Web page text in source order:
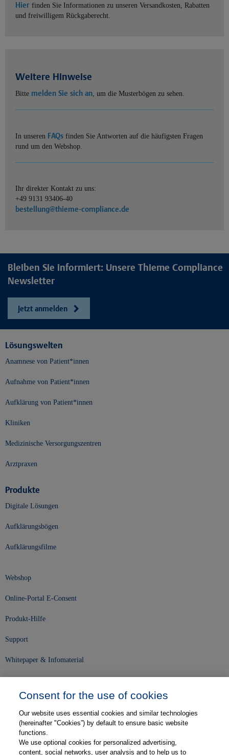
Hier finden Sie Informationen zu unseren Versandkosten, Rabatten
und freiwilligem Rückgaberecht.
Weitere Hinweise
Bitte melden Sie sich an, um die Musterbögen zu sehen.
In unseren FAQs finden Sie Antworten auf die häufigsten Fragen
rund um den Webshop.
Ihr direkter Kontakt zu uns:
+49 9131 93406-40
bestellung@thieme-compliance.de
Bleiben Sie informiert: Unsere Thieme Compliance
Newsletter
Jetzt anmelden
Lösungswelten
Anamnese von Patient*innen
Aufnahme von Patient*innen
Aufklärung von Patient*innen
Kliniken
Medizinische Versorgungszentren
Arztpraxen
Produkte
Digitale Lösungen
Aufklärungsbögen
Aufklärungsfilme
Webshop
Online-Portal E-Consent
Produkt-Hilfe
Support
Whitepaper & Infomaterial
Karriere
Kontakt
Consent for the use of cookies
Our website uses essential cookies and similar technologies
(hereinafter "Cookies”) by default to ensure basic website
functions.
We use optional cookies for personalized advertising,
content, social networks, user analysis and to help us to